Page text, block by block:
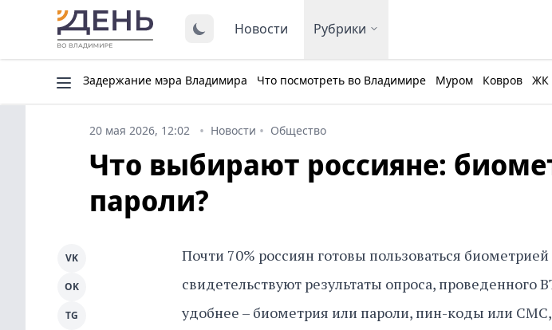
Новости Рубрики
Задержание мэра Владимира Что посмотреть во Владимире Муром Ковров ЖК
20 мая 2026, 12:02 Новости Общество
Что выбирают россияне:
пароли?
Почти 70% россиян готовы пользоваться
свидетельствуют результаты опроса, проведенного
удобнее – биометрия или пароли, пин-коды или СМС,
VK
OK
TG